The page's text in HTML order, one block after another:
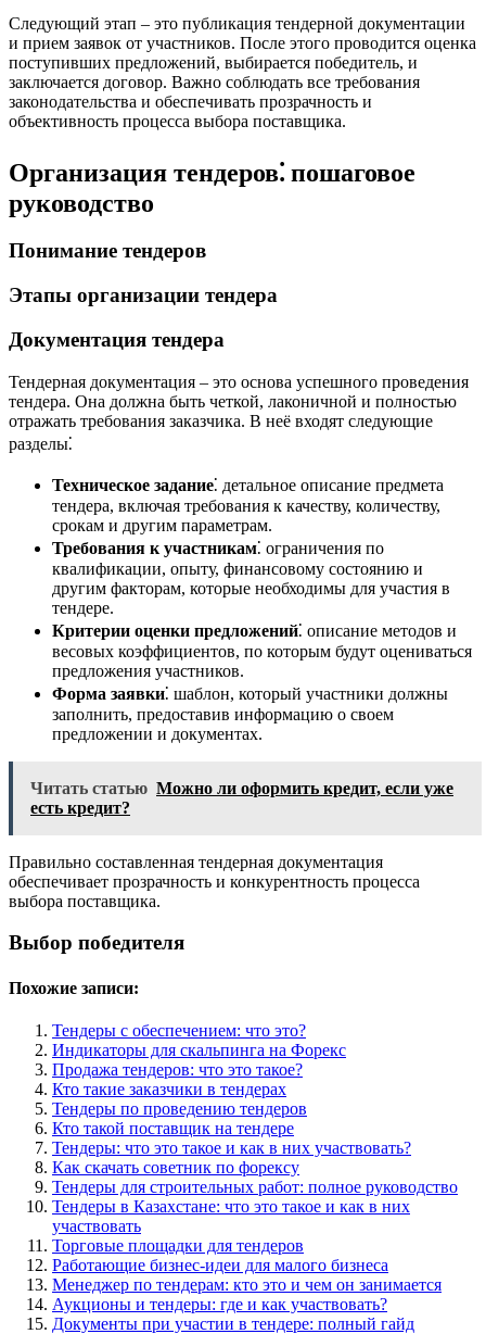
Следующий этап – это публикация тендерной документации
и прием заявок от участников. После этого проводится оценка
поступивших предложений, выбирается победитель, и
заключается договор. Важно соблюдать все требования
законодательства и обеспечивать прозрачность и
объективность процесса выбора поставщика.
Организация тендеров⁚ пошаговое
руководство
Понимание тендеров
Этапы организации тендера
Документация тендера
Тендерная документация – это основа успешного проведения
тендера. Она должна быть четкой, лаконичной и полностью
отражать требования заказчика. В неё входят следующие
разделы⁚
Техническое задание⁚ детальное описание предмета
тендера, включая требования к качеству, количеству,
срокам и другим параметрам.
Требования к участникам⁚ ограничения по
квалификации, опыту, финансовому состоянию и
другим факторам, которые необходимы для участия в
тендере.
Критерии оценки предложений⁚ описание методов и
весовых коэффициентов, по которым будут оцениваться
предложения участников.
Форма заявки⁚ шаблон, который участники должны
заполнить, предоставив информацию о своем
предложении и документах.
Читать статью Можно ли оформить кредит, если уже
есть кредит?
Правильно составленная тендерная документация
обеспечивает прозрачность и конкурентность процесса
выбора поставщика.
Выбор победителя
Похожие записи:
Тендеры с обеспечением: что это?
Индикаторы для скальпинга на Форекс
Продажа тендеров: что это такое?
Кто такие заказчики в тендерах
Тендеры по проведению тендеров
Кто такой поставщик на тендере
Тендеры: что это такое и как в них участвовать?
Как скачать советник по форексу
Тендеры для строительных работ: полное руководство
Тендеры в Казахстане: что это такое и как в них
участвовать
Торговые площадки для тендеров
Работающие бизнес-идеи для малого бизнеса
Менеджер по тендерам: кто это и чем он занимается
Аукционы и тендеры: где и как участвовать?
Документы при участии в тендере: полный гайд